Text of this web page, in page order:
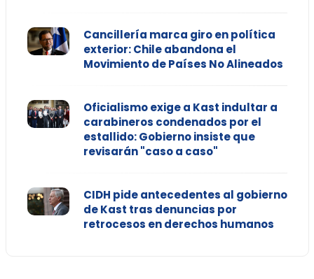
Cancillería marca giro en política
exterior: Chile abandona el
Movimiento de Países No Alineados
Oficialismo exige a Kast indultar a
carabineros condenados por el
estallido: Gobierno insiste que
revisarán "caso a caso"
CIDH pide antecedentes al gobierno
de Kast tras denuncias por
retrocesos en derechos humanos